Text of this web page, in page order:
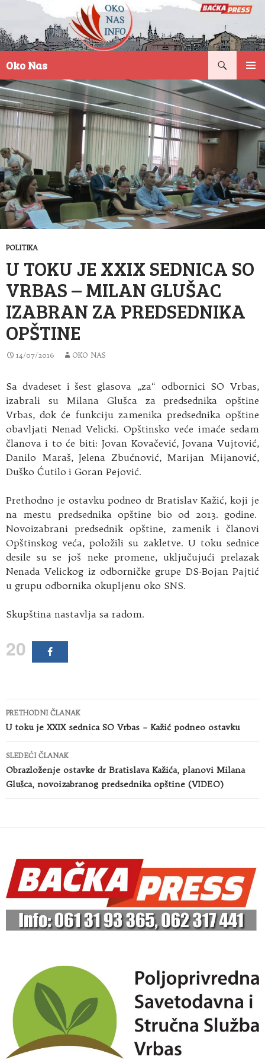
Oko Nas
NA
SADRŽAJ
POLITIKA
U TOKU JE XXIX SEDNICA SO
VRBAS – MILAN GLUŠAC
IZABRAN ZA PREDSEDNIKA
OPŠTINE
14/07/2016 OKO NAS
Sa dvadeset i šest glasova „za“ odbornici SO Vrbas,
izabrali su Milana Glušca za predsednika opštine
Vrbas, dok će funkciju zamenika predsednika opštine
obavljati Nenad Velicki. Opštinsko veće imaće sedam
članova i to će biti: Jovan Kovačević, Jovana Vujtović,
Danilo Maraš, Jelena Zbućnović, Marijan Mijanović,
Duško Ćutilo i Goran Pejović.
Prethodno je ostavku podneo dr Bratislav Kažić, koji je
na mestu predsednika opštine bio od 2013. godine.
Novoizabrani predsednik opštine, zamenik i članovi
Opštinskog veća, položili su zakletve. U toku sednice
desile su se još neke promene, uključujući prelazak
Nenada Velickog iz odborničke grupe DS-Bojan Pajtić
u grupu odbornika okupljenu oko SNS.
Skupština nastavlja sa radom.
20
Kretanje
članaka
PRETHODNI ČLANAK
U toku je XXIX sednica SO Vrbas – Kažić podneo ostavku
SLEDEĆI ČLANAK
Obrazloženje ostavke dr Bratislava Kažića, planovi Milana
Glušca, novoizabranog predsednika opštine (VIDEO)